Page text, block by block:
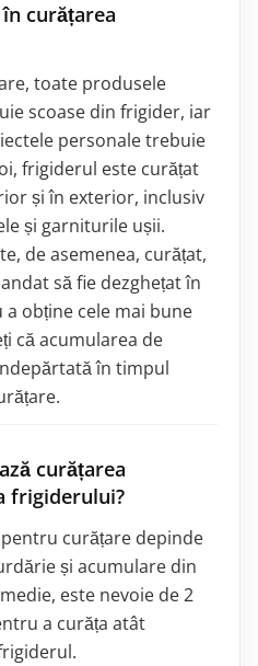
curățarea
toate produsele
scoase din frigider, iar
personale trebuie
frigiderul este curățat
și în exterior, inclusiv
și garniturile ușii.
de asemenea, curățat,
să fie dezghețat în
obține cele mai bune
că acumularea de
în timpul
curățarea
frigiderului?
curățare depinde
și acumulare din
este nevoie de 2
a curăța atât